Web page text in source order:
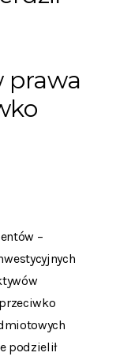
prawa
–
podzielił